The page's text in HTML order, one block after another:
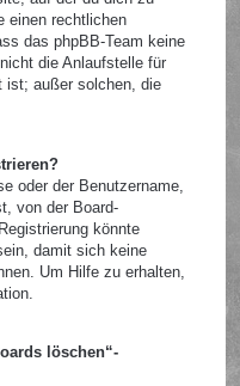
einen rechtlichen
das phpBB-Team keine
die Anlaufstelle für
ist; außer solchen, die
oder der Benutzername,
von der Board-
könnte
damit sich keine
Um Hilfe zu erhalten,
löschen“-